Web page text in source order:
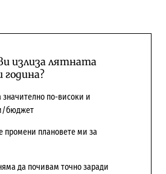
излиза лятната
година?
значително по-високи и
бюджет
промени плановете ми за
да почивам точно заради